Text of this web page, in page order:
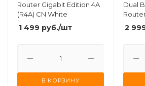
Router Gigabit Edition 4A
(R4A) CN White
1 499 руб./шт
В КОРЗИНУ
Dual
2